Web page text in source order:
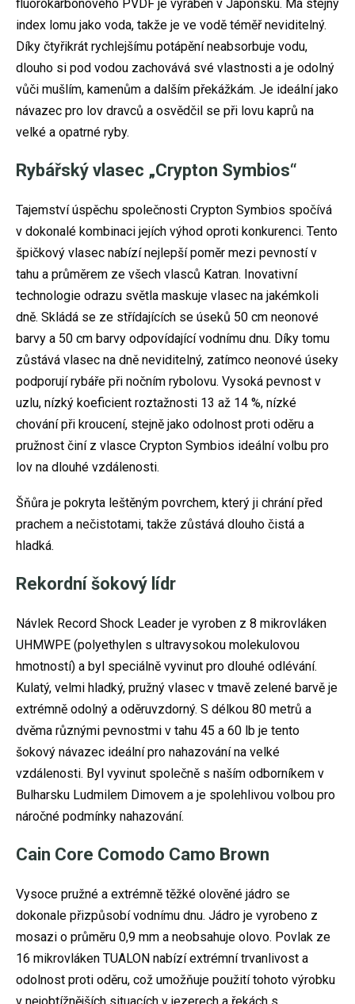
fluorokarbonového PVDF je vyráběn v Japonsku. Má stejný
index lomu jako voda, takže je ve vodě téměř neviditelný.
Díky čtyřikrát rychlejšímu potápění neabsorbuje vodu,
dlouho si pod vodou zachovává své vlastnosti a je odolný
vůči mušlím, kamenům a dalším překážkám. Je ideální jako
návazec pro lov dravců a osvědčil se při lovu kaprů na
velké a opatrné ryby.
Rybářský vlasec „Crypton Symbios“
Tajemství úspěchu společnosti Crypton Symbios spočívá
v dokonalé kombinaci jejích výhod oproti konkurenci. Tento
špičkový vlasec nabízí nejlepší poměr mezi pevností v
tahu a průměrem ze všech vlasců Katran. Inovativní
technologie odrazu světla maskuje vlasec na jakémkoli
dně. Skládá se ze střídajících se úseků 50 cm neonové
barvy a 50 cm barvy odpovídající vodnímu dnu. Díky tomu
zůstává vlasec na dně neviditelný, zatímco neonové úseky
podporují rybáře při nočním rybolovu. Vysoká pevnost v
uzlu, nízký koeficient roztažnosti 13 až 14 %, nízké
chování při kroucení, stejně jako odolnost proti oděru a
pružnost činí z vlasce Crypton Symbios ideální volbu pro
lov na dlouhé vzdálenosti.
Šňůra je pokryta leštěným povrchem, který ji chrání před
prachem a nečistotami, takže zůstává dlouho čistá a
hladká.
Rekordní šokový lídr
Návlek Record Shock Leader je vyroben z 8 mikrovláken
UHMWPE (polyethylen s ultravysokou molekulovou
hmotností) a byl speciálně vyvinut pro dlouhé odlévání.
Kulatý, velmi hladký, pružný vlasec v tmavě zelené barvě je
extrémně odolný a oděruvzdorný. S délkou 80 metrů a
dvěma různými pevnostmi v tahu 45 a 60 lb je tento
šokový návazec ideální pro nahazování na velké
vzdálenosti. Byl vyvinut společně s naším odborníkem v
Bulharsku Ludmilem Dimovem a je spolehlivou volbou pro
náročné podmínky nahazování.
Cain Core Comodo Camo Brown
Vysoce pružné a extrémně těžké olověné jádro se
dokonale přizpůsobí vodnímu dnu. Jádro je vyrobeno z
mosazi o průměru 0,9 mm a neobsahuje olovo. Povlak ze
16 mikrovláken TUALON nabízí extrémní trvanlivost a
odolnost proti oděru, což umožňuje použití tohoto výrobku